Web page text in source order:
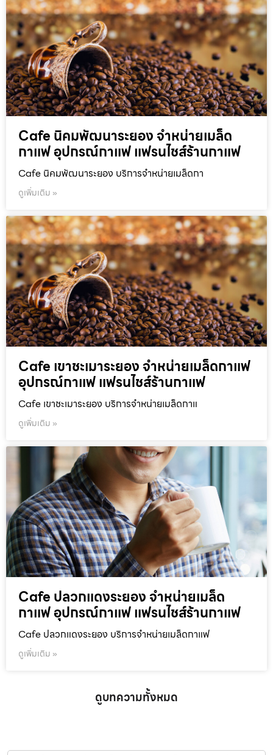
Cafe นิคมพัฒนาระยอง จำหน่ายเมล็ด
กาแฟ อุปกรณ์กาแฟ แฟรนไชส์ร้านกาแฟ
Cafe นิคมพัฒนาระยอง บริการจำหน่ายเมล็ดกา
ดูเพิ่มเติม »
Cafe เขาชะเมาระยอง จำหน่ายเมล็ดกาแฟ
อุปกรณ์กาแฟ แฟรนไชส์ร้านกาแฟ
Cafe เขาชะเมาระยอง บริการจำหน่ายเมล็ดกาแ
ดูเพิ่มเติม »
Cafe ปลวกแดงระยอง จำหน่ายเมล็ด
กาแฟ อุปกรณ์กาแฟ แฟรนไชส์ร้านกาแฟ
Cafe ปลวกแดงระยอง บริการจำหน่ายเมล็ดกาแฟ
ดูเพิ่มเติม »
ดูบทความทั้งหมด